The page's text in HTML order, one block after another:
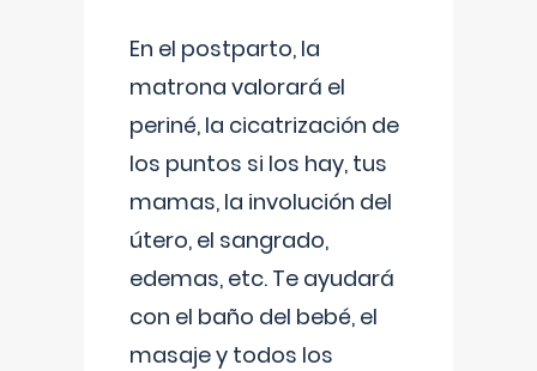
En el postparto, la
matrona valorará el
periné, la cicatrización de
los puntos si los hay, tus
mamas, la involución del
útero, el sangrado,
edemas, etc. Te ayudará
con el baño del bebé, el
masaje y todos los